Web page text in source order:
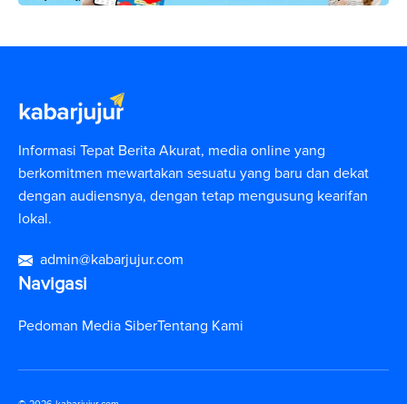
Informasi Tepat Berita Akurat, media online yang
berkomitmen mewartakan sesuatu yang baru dan dekat
dengan audiensnya, dengan tetap mengusung kearifan
lokal.
admin@kabarjujur.com
Navigasi
Pedoman Media SiberTentang Kami